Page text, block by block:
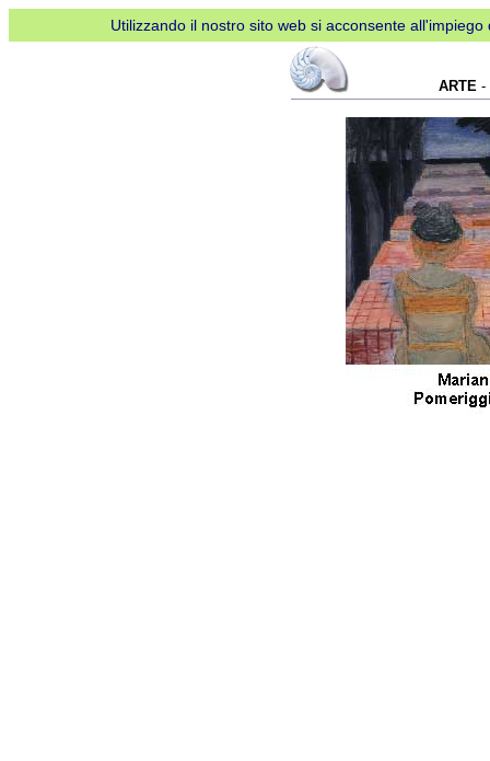
Utilizzando il nostro sito web si acconsente
ARTE -